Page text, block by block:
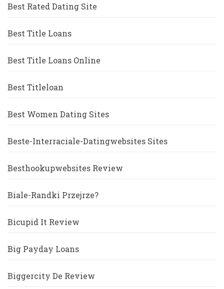
Best Rated Dating Site
Best Title Loans
Best Title Loans Online
Best Titleloan
Best Women Dating Sites
Beste-Interraciale-Datingwebsites Sites
Besthookupwebsites Review
Biale-Randki Przejrze?
Bicupid It Review
Big Payday Loans
Biggercity De Review